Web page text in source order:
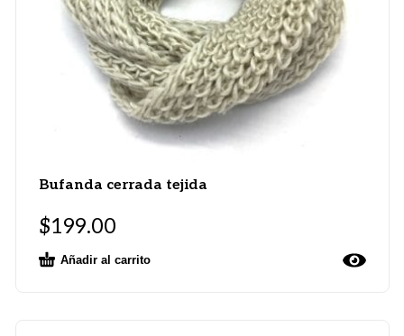
Bufanda cerrada tejida
$199.00
Añadir al carrito